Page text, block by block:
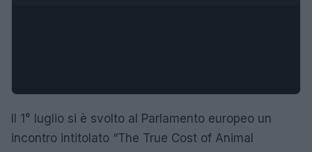
Il 1° luglio si è svolto al Parlamento europeo un
incontro intitolato “The True Cost of Animal